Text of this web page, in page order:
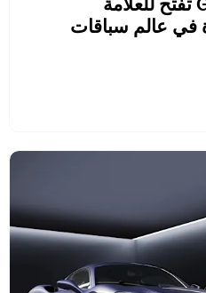
سيارة مازيراتي GT2 تفتح للعلامة
في عالم سباقات